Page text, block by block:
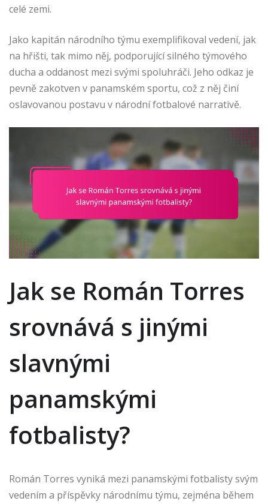
celé zemi.
Jako kapitán národního týmu exemplifikoval vedení, jak
na hřišti, tak mimo něj, podporující silného týmového
ducha a oddanost mezi svými spoluhráči. Jeho odkaz je
pevně zakotven v panamském sportu, což z něj činí
oslavovanou postavu v národní fotbalové narrativě.
Jak se Román Torres
srovnává s jinými
slavnými
panamskými
fotbalisty?
Román Torres vyniká mezi panamskými fotbalisty svým
vedením a příspěvky národnímu týmu, zejména během